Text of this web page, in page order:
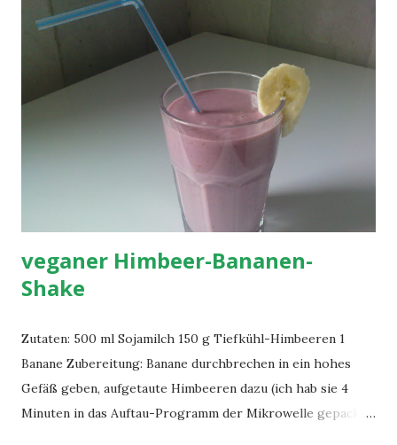
veganer Himbeer-Bananen-
Shake
Zutaten: 500 ml Sojamilch 150 g Tiefkühl-Himbeeren 1
Banane Zubereitung: Banane durchbrechen in ein hohes
Gefäß geben, aufgetaute Himbeeren dazu (ich hab sie 4
Minuten in das Auftau-Programm der Mikrowelle gepackt),